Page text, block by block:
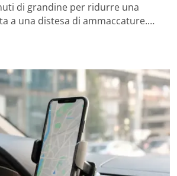
di grandine per ridurre una
a una distesa di ammaccature.…